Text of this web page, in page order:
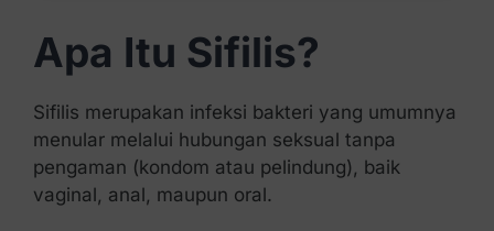
Apa Itu Sifilis?
Sifilis merupakan infeksi bakteri yang umumnya
menular melalui hubungan seksual tanpa
pengaman (kondom atau pelindung), baik
vaginal, anal, maupun oral.